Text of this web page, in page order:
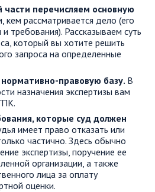
перечисляем основную
кем рассматривается дело (его
требования). Рассказываем суть
который вы хотите решить
запроса на определенные
правовую базу. В
назначения экспертизы вам
которые суд должен
имеет право отказать или
частично. Здесь обычно
экспертизы, поручение ее
организации, а также
лица за оплату
оценки.